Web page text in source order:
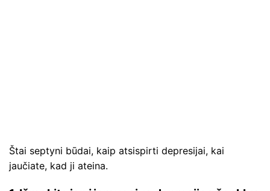
Štai septyni būdai, kaip atsispirti depresijai, kai
jaučiate, kad ji ateina.